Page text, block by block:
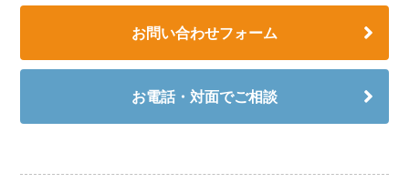
お問い合わせフォーム
お電話・対面でご相談